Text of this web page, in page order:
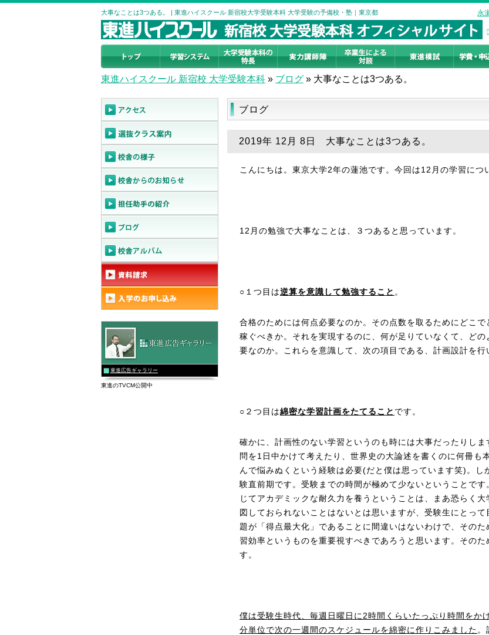
大事なことは3つある。 | 東進ハイスクール 新宿校大学受験本科 大学受験の予備校・塾｜東京都 永
東進ハイスクール 新宿校 大学受験本科 » ブログ » 大事なことは3つある。
ブログ
2019年 12月 8日 大事なことは3つある。
こんにちは。東京大学2年の蓮池です。今回は12月の学習につ
12月の勉強で大事なことは、３つあると思っています。
○１つ目は逆算を意識して勉強すること 。
合格のためには何点必要なのか。その点数を取るためにどこで
稼ぐべきか。それを実現するのに、何が足りていなくて、どの
要なのか。これらを意識して、次の項目である、計画設計を行
○２つ目は綿密な学習計画をたてること です。
確かに、計画性のない学習というのも時には大事だったりしま
問を1日中かけて考えたり、世界史の大論述を書くのに何冊も
んで悩みぬくという経験は必要(だと僕は思っています笑)。し
験直前期です。受験までの時間が極めて少ないということです
じてアカデミックな耐久力を養うということは、まあ恐らく大
図しておられないことはないとは思いますが、受験生にとって
題が「得点最大化」であることに間違いはないわけで、そのた
習効率というものを重要視すべきであろうと思います。そのた
す。
僕は受験生時代、毎週日曜日に2時間くらいたっぷり時間をか
分単位で次の一週間のスケジュールを綿密に作りこみました 。
東進広告ギャラリー
東進のTVCM公開中